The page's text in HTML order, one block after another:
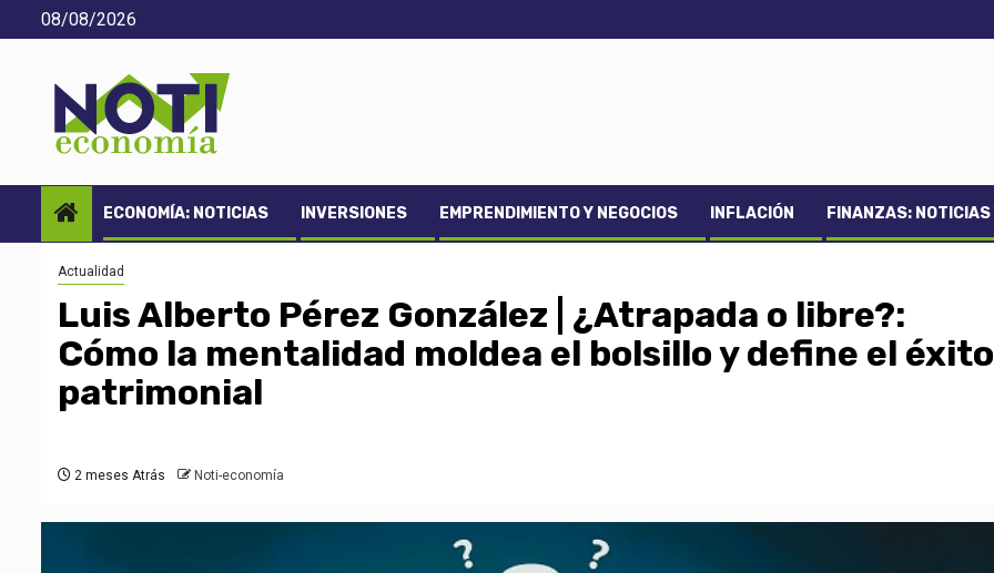
Saltar
al
08/08/2026
ECONOMÍA: NOTICIAS INVERSIONES EMPRENDIMIENTO Y NEGOCIOS INFLACIÓN FINANZAS:
Actualidad
Luis Alberto Pérez González | ¿Atrapada o libre?:
Cómo la mentalidad moldea el bolsillo y define el éxito
patrimonial
2 meses Atrás Noti-economía